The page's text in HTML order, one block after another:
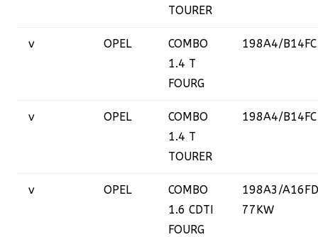
TOURER
v OPEL
COMBO
1.4 T
FOURG
198A4/
v OPEL
COMBO
1.4 T
TOURER
198A4/
v OPEL
COMBO
1.6 CDTI
FOURG
198A3/
77KW